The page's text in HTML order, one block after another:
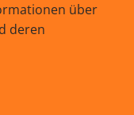
über
deren